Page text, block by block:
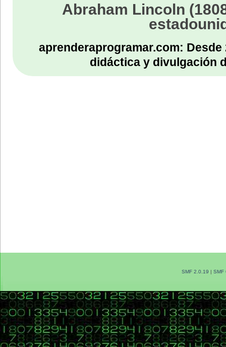
Abraham Lincoln
aprenderaprogramar.com:
didáctica y divulgación
SMF 2.0.19 | SMF